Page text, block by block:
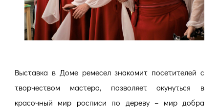
Выставка в Доме ремесел знакомит посетителей с
творчеством мастера, позволяет окунуться в
красочный мир росписи по дереву – мир добра